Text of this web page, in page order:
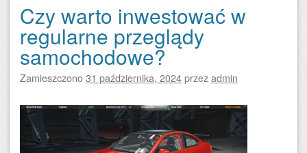
Czy warto inwestować w
regularne przeglądy
samochodowe?
Zamieszczono31 października, 2024przezadmin